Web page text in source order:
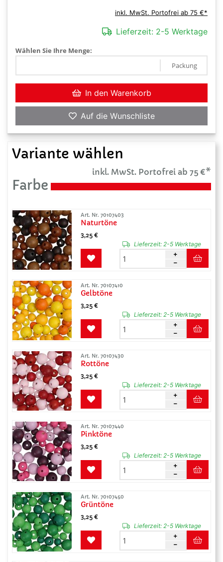
inkl. MwSt. Portofrei ab 75 €*
Lieferzeit: 2-5 Werktage
Wählen Sie Ihre Menge:
Packung
In den Warenkorb
Auf die Wunschliste
Variante wählen
inkl. MwSt. Portofrei ab 75 €*
Farbe
Art. Nr. 70107403
Naturtöne
3,25 €
Lieferzeit:2-5 Werktage
Art. Nr. 70107410
Gelbtöne
3,25 €
Lieferzeit:2-5 Werktage
Art. Nr. 70107430
Rottöne
3,25 €
Lieferzeit:2-5 Werktage
Art. Nr. 70107440
Pinktöne
3,25 €
Lieferzeit:2-5 Werktage
Art. Nr. 70107450
Grüntöne
3,25 €
Lieferzeit:2-5 Werktage